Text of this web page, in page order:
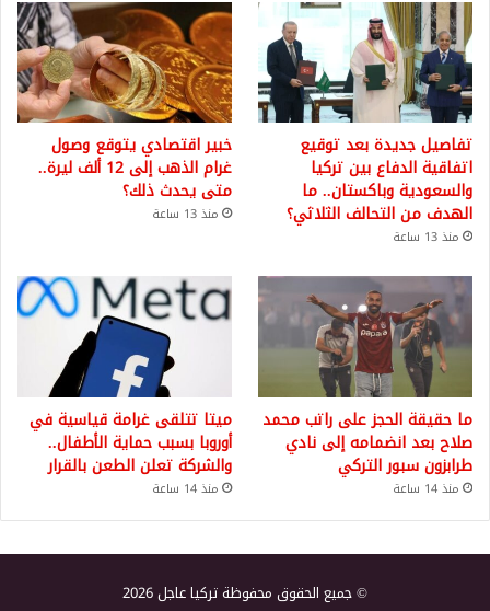
تفاصيل جديدة بعد توقيع
اتفاقية الدفاع بين تركيا
والسعودية وباكستان.. ما
الهدف من التحالف الثلاثي؟
منذ 13 ساعة
خبير اقتصادي يتوقع وصول
غرام الذهب إلى 12 ألف ليرة..
متى يحدث ذلك؟
منذ 13 ساعة
ما حقيقة الحجز على راتب محمد
صلاح بعد انضمامه إلى نادي
طرابزون سبور التركي
منذ 14 ساعة
ميتا تتلقى غرامة قياسية في
أوروبا بسبب حماية الأطفال..
والشركة تعلن الطعن بالقرار
منذ 14 ساعة
© جميع الحقوق محفوظة تركيا عاجل 2026